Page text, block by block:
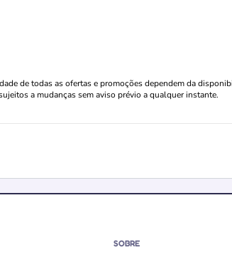
de todas as ofertas e promoções dependem da
a mudanças sem aviso prévio a qualquer instante.
SOBRE